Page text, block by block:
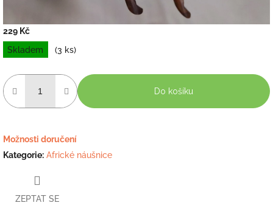
229 Kč
Měrná
cena:
Skladem (3 ks)
Do košíku
Možnosti doručení
Kategorie: Africké náušnice
ZEPTAT SE